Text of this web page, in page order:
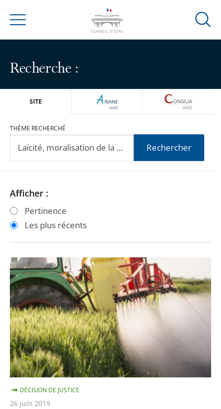
Menu
Ouvrir
Recherche :
SITE ARIANEWEB
THÈME RECHERCHÉ
Rechercher
Passer
les
filtres
après
Passer
les
filtres
avant
Afficher :
Pertinence
Les plus récents
Réglementation
de
l'usage
des
pesticides
DÉCISION DE JUSTICE
26 juin 2019